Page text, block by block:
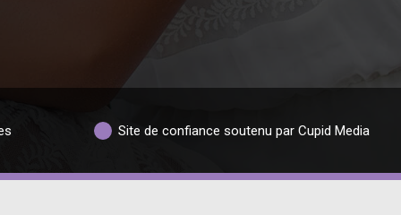
Site de confiance soutenu par Cupid Media